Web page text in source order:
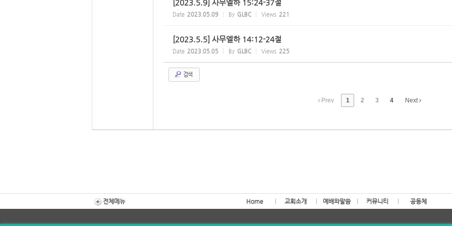
[2023.5.9] 사무엘하 15:24-37절
Date 2023.05.09 By GLBC Views 221
[2023.5.5] 사무엘하 14:12-24절
Date 2023.05.05 By GLBC Views 225
검색
Prev 1 2 3 4 Next
Home 교회소개 예배와말씀 커뮤니티 공동체
전체메뉴